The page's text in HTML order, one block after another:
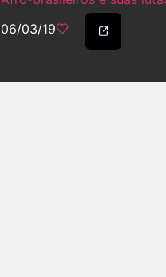
06/03/19